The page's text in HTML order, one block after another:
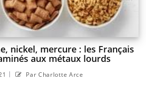
nickel, mercure : les Français
aux métaux lourds
| Par Charlotte Arce